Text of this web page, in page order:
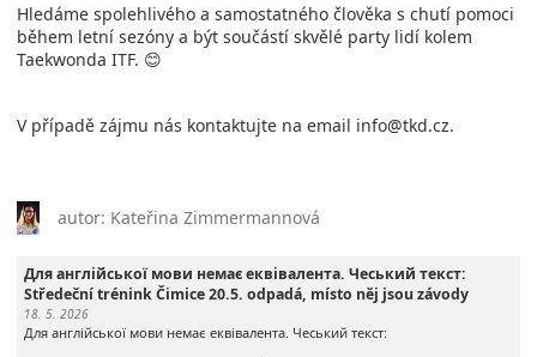
Hledáme spolehlivého a samostatného člověka s chutí pomoci
během letní sezóny a být součástí skvělé party lidí kolem
Taekwonda ITF. 😊
V případě zájmu nás kontaktujte na email info@tkd.cz.
autor: Kateřina Zimmermannová
Для англійської мови немає еквівалента. Чеський текст:
Středeční trénink Čimice 20.5. odpadá, místo něj jsou závody
18. 5. 2026
Для англійської мови немає еквівалента. Чеський текст: